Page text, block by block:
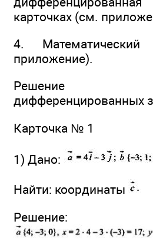
карточках (см.
4.
приложение).
Решение
дифференцированных
Карточка № 1
1) Дано:
Найти: координаты
Решение: